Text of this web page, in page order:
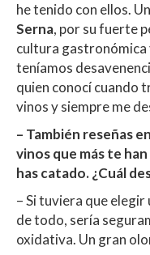
he tenido con ellos.
Serna, por su fuerte
cultura gastronómica
teníamos
quien conocí cuando
vinos y siempre me
– También reseñas
vinos que más te
has catado. ¿Cuál
– Si tuviera que
de todo, sería
oxidativa. Un gran